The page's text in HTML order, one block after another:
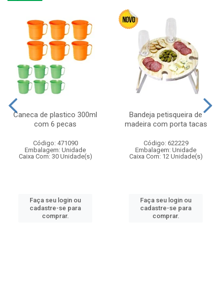
Caneca de plastico 300ml
com 6 pecas
Código: 471090
Embalagem: Unidade
Caixa Com: 30 Unidade(s)
Faça seu login ou
cadastre-se para
comprar.
Bandeja petisqueira de
madeira com porta tacas
Código: 622229
Embalagem: Unidade
Caixa Com: 12 Unidade(s)
Faça seu login ou
cadastre-se para
comprar.